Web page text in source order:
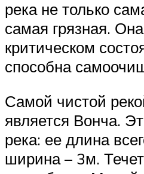
река не только
самая грязная.
критическом
способна
Самой чистой
является Вонча.
река: ее длина
ширина – 3м.